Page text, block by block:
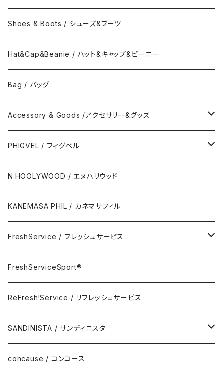
Polo Long Shirt / 長袖ポロシャツ
Polo Short Shirt / 半袖ポロシャツ
Shoes & Boots / シューズ&ブーツ
Hat&Cap&Beanie / ハット&キャップ&ビーニー
Bag / バッグ
Accessory & Goods /アクセサリー&グッズ
Wallet & Coincase
Card Case
Key Hook
Room Spray
Accessory
Eyewear
PHIGVEL / フィグベル
The Permanent / パーマネント
N.HOOLYWOOD / エヌハリウッド
KANEMASA PHIL / カネマサフィル
FreshService / フレッシュサービス
FreshServiceSport®
ReFresh!Service / リフレッシュサービス
FreshServiceSport®
ReFresh!Service / リフレッシュサービス
SANDINISTA / サンディニスタ
DAILY STANDARD
concause / コンコース